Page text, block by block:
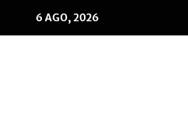
6 AGO, 2026